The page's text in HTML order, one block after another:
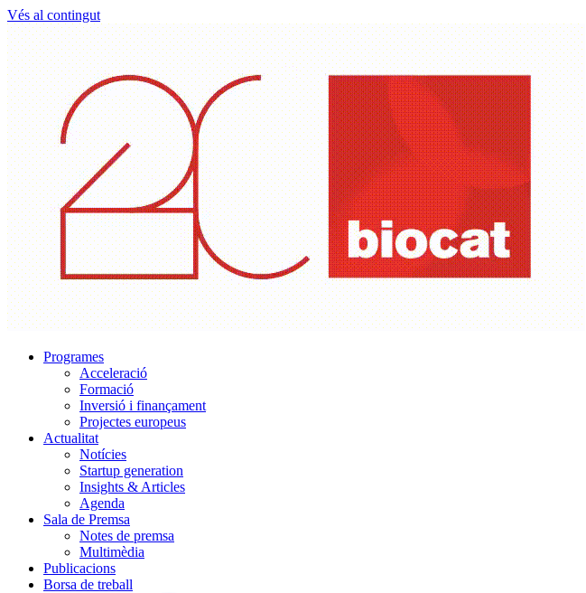
Vés al contingut
Programes
Acceleració
Formació
Inversió i finançament
Projectes europeus
Actualitat
Notícies
Startup generation
Insights & Articles
Agenda
Sala de Premsa
Notes de premsa
Multimèdia
Publicacions
Borsa de treball